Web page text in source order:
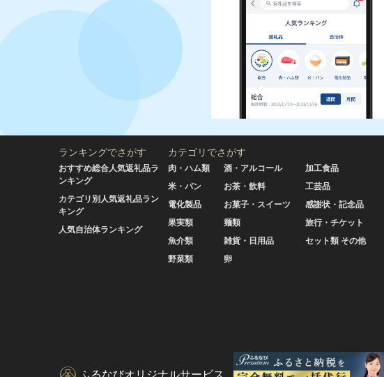
ランキングでさがす
おすすめ総合人気返礼品ラ
ンキング
カテゴリ別人気返礼品ラン
キング
人気自治体ランキング
カテゴリでさがす
肉・ハム類
米・パン
電化製品
果実類
魚介類
野菜類
酒・アルコール
お茶・飲料
お菓子・スイーツ
麺類
雑貨・日用品
卵
加工食品
工芸品
感謝状・記念品
旅行・チケット
セット類 その他